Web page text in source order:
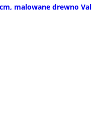
malowane drewno Val